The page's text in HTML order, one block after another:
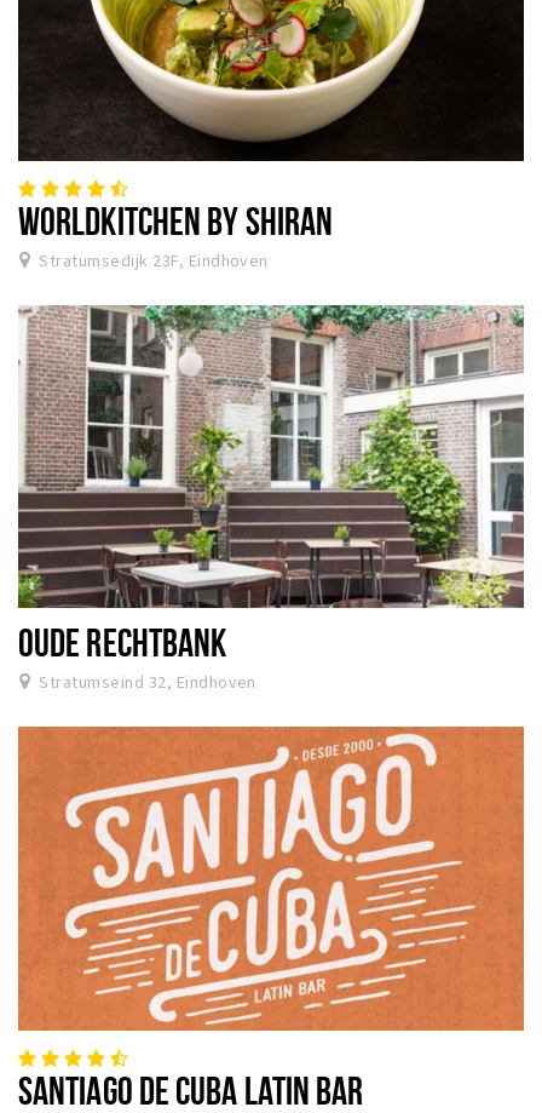
WORLDKITCHEN BY SHIRAN
Stratumsedijk 23F, Eindhoven
OUDE RECHTBANK
Stratumseind 32, Eindhoven
SANTIAGO DE CUBA LATIN BAR